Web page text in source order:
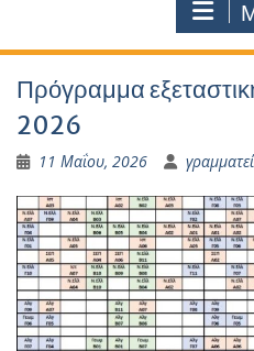
Πρόγραμμα
2026
11 Μαΐου, 2026